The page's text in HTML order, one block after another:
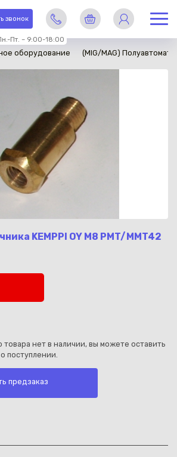
звонок
Пт. – 9:00-18:00
Каз
оборудование (MIG/MAG)
KEMPPI OY М8 PMT/MMT42
нет в наличии, вы можете оставить
поступлении.
предзаказ